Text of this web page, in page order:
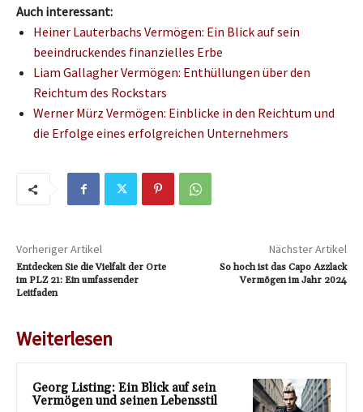
Auch interessant:
Heiner Lauterbachs Vermögen: Ein Blick auf sein
beeindruckendes finanzielles Erbe
Liam Gallagher Vermögen: Enthüllungen über den
Reichtum des Rockstars
Werner Mürz Vermögen: Einblicke in den Reichtum und
die Erfolge eines erfolgreichen Unternehmers
Vorheriger Artikel
Entdecken Sie die Vielfalt der Orte
im PLZ 21: Ein umfassender
Leitfaden
Nächster Artikel
So hoch ist das Capo Azzlack
Vermögen im Jahr 2024
Weiterlesen
Georg Listing: Ein Blick auf sein
Vermögen und seinen Lebensstil